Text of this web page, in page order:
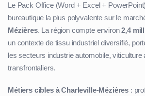
Le Pack Office (Word + Excel +
bureautique la plus polyvalente sur le
Mézières. La région compte environ2,4
un contexte de tissu industriel diversifié,
les secteurs industrie automobile,
transfrontaliers.
Métiers cibles à Charleville-Mézières :